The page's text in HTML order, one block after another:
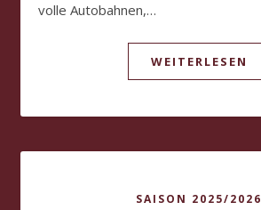
volle Autobahnen,…
WEITERLESEN
SAISON 2025/2026